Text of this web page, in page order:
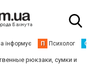
інформує П Психолог С
рюкзаки, сумки и